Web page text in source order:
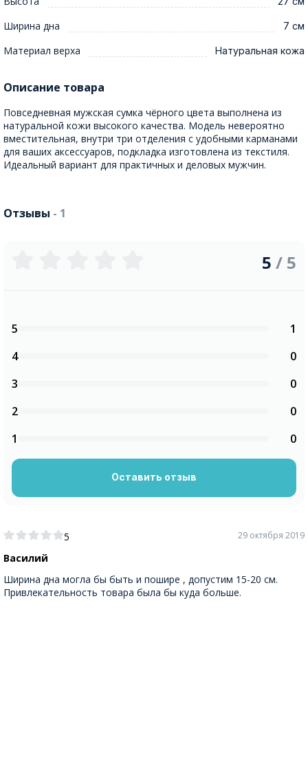
Ширина дна 7 см
Материал верха Натуральная кожа
Описание товара
Повседневная мужская сумка чёрного цвета выполнена из
натуральной кожи высокого качества. Модель невероятно
вместительная, внутри три отделения с удобными карманами
для ваших аксессуаров, подкладка изготовлена из текстиля.
Идеальный вариант для практичных и деловых мужчин.
Отзывы - 1
5
Василий
29 октября 2019
Ширина дна могла бы быть и пошире , допустим 15-20 см.
Привлекательность товара была бы куда больше.
5 / 5
5
1
4
0
3
0
2
0
1
0
Оставить отзыв